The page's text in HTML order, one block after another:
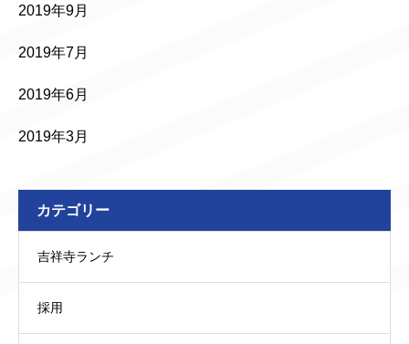
2019年9月
2019年7月
2019年6月
2019年3月
カテゴリー
吉祥寺ランチ
採用